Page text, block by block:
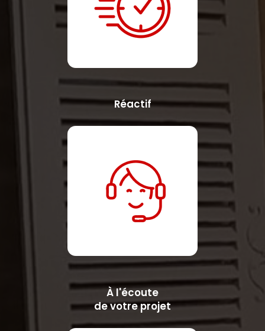
Réactif
À l'écoute
de votre projet